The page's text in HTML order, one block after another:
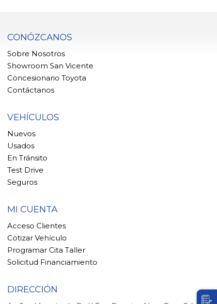
CONÓZCANOS
Sobre Nosotros
Showroom San Vicente
Concesionario Toyota
Contáctanos
VEHÍCULOS
Nuevos
Usados
En Tránsito
Test Drive
Seguros
MI CUENTA
Acceso Clientes
Cotizar Vehículo
Programar Cita Taller
Solicitud Financiamiento
DIRECCIÓN